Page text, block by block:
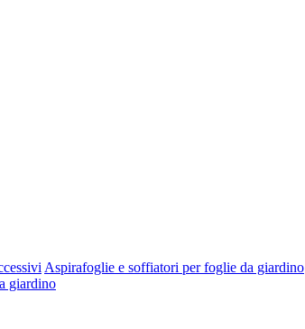
Aspirafoglie e soffiatori per foglie da giardino
giardino